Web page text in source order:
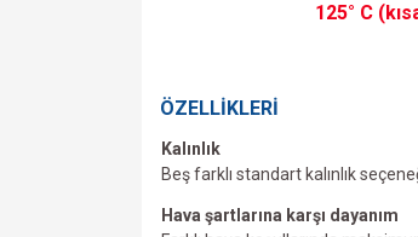
125° C
ÖZELLİKLERİ
Kalınlık
Beş farklı standart kalınlık
Hava şartlarına karşı dayanım